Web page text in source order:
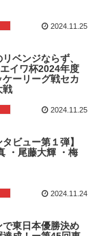
2024.11.25
ベンジならず、
イワ杯2024年度
ーリーグ戦セカ
戦
2024.11.25
ビュー第１弾】
・尾藤大輝 ・梅
2024.11.24
東日本優勝決め